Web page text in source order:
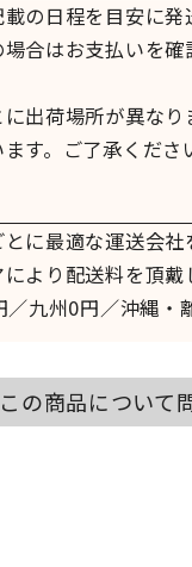
の日程を目安に発
合はお支払いを
出荷場所が異な
す。ご了承くださ
に最適な運送会社
より配送料を頂
九州0円／沖縄・
この商品について